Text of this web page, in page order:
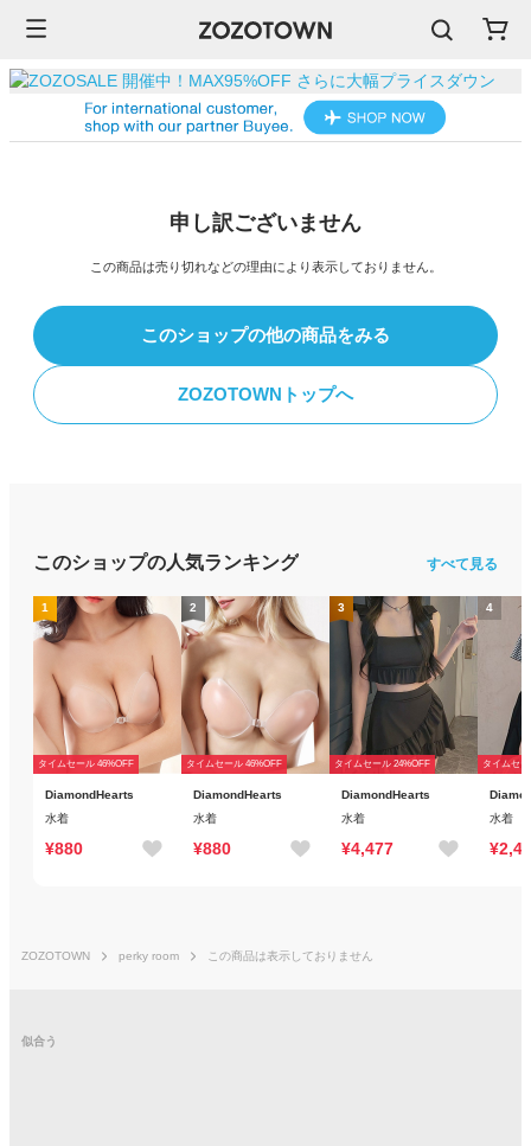
申し訳ございません
この商品は売り切れなどの理由により表示しておりません。
このショップの他の商品をみる
ZOZOTOWNトップへ
このショップの人気ランキング すべて見る
1
タイムセール 46%OFF
DiamondHearts
水着
¥880
2
タイムセール 46%OFF
DiamondHearts
水着
¥880
3
タイムセール 24%OFF
DiamondHearts
水着
¥4,477
4
タイムセ
水着
ZOZOTOWN perky room この商品は表示しておりません
似合う